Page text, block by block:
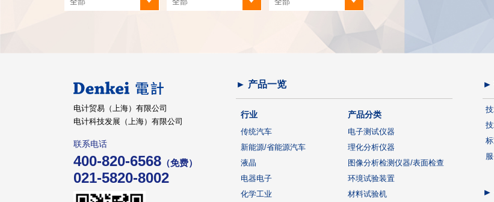
电计贸易（上海）有限公司
电计科技发展（上海）有限公司
联系电话
400-820-6568 （免费）
021-5820-8002
► 产品一览
行业
传统汽车
新能源/省能源汽车
液晶
电器电子
化学工业
产品分类
电子测试仪器
理化分析仪器
图像分析检测仪器/表面检查
环境试验装置
材料试验机
►
►